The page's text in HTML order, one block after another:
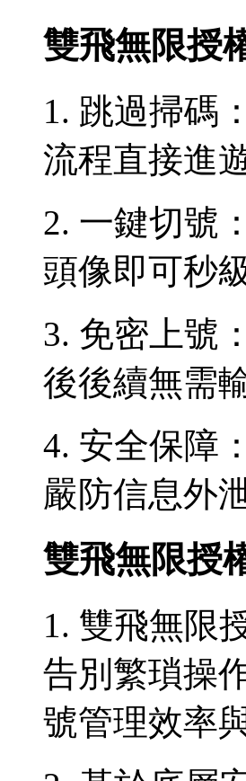
雙飛無限授
1. 跳過掃碼
流程直接進
2. 一鍵切號
頭像即可秒
3. 免密上號
後後續無需
4. 安全保障
嚴防信息外泄
雙飛無限授
1. 雙飛無限
告別繁瑣操
號管理效率